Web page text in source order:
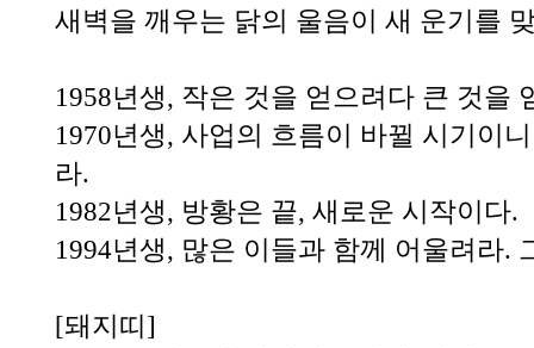
새벽을 깨우는 닭의 울음이 새 운기를
1958년생, 작은 것을 얻으려다 큰 것을
1970년생, 사업의 흐름이 바뀔 시기이
라.
1982년생, 방황은 끝, 새로운 시작이다.
1994년생, 많은 이들과 함께 어울려라.
[돼지띠]